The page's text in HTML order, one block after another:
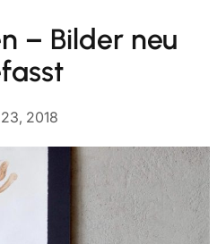
– Bilder neu
2018